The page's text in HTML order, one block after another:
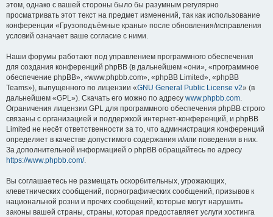
этом, однако с вашей стороны было бы разумным регулярно
просматривать этот текст на предмет изменений, так как использование
конференции «Грузоподъёмные краны» после обновления/исправления
условий означает ваше согласие с ними.
Наши форумы работают под управлением программного обеспечения
для создания конференций phpBB (в дальнейшем «они», «программное
обеспечение phpBB», «www.phpbb.com», «phpBB Limited», «phpBB
Teams»), выпущенного по лицензии «GNU General Public License v2» (в
дальнейшем «GPL»). Скачать его можно по адресу www.phpbb.com.
Ограничения лицензии GPL для программного обеспечения phpBB строго
связаны с организацией и поддержкой интернет-конференций, и phpBB
Limited не несёт ответственности за то, что администрация конференций
определяет в качестве допустимого содержания и/или поведения в них.
За дополнительной информацией о phpBB обращайтесь по адресу
https://www.phpbb.com/.
Вы соглашаетесь не размещать оскорбительных, угрожающих,
клеветнических сообщений, порнографических сообщений, призывов к
национальной розни и прочих сообщений, которые могут нарушить
законы вашей страны, страны, которая предоставляет услуги хостинга